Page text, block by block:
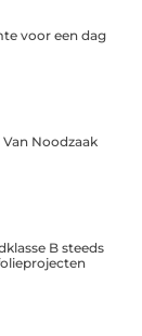
voor een dag
Noodzaak
B steeds